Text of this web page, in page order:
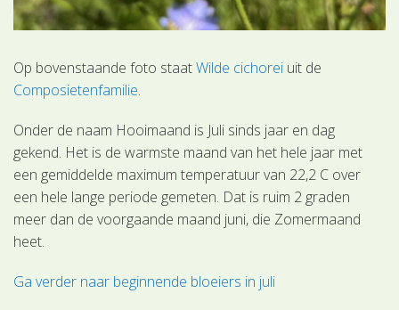
Op bovenstaande foto staatWilde cichorei uit de
Composietenfamilie.
Onder de naam Hooimaand is Juli sinds jaar en dag
gekend. Het is de warmste maand van het hele jaar met
een gemiddelde maximum temperatuur van 22,2 C over
een hele lange periode gemeten. Dat is ruim 2 graden
meer dan de voorgaande maand juni, die Zomermaand
heet.
Ga verder naar beginnende bloeiers in juli